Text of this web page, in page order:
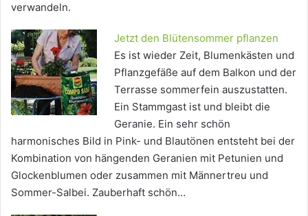
verwandeln.
Jetzt den Blütensommer pflanzen
Es ist wieder Zeit, Blumenkästen und
Pflanzgefäße auf dem Balkon und der
Terrasse sommerfein auszustatten.
Ein Stammgast ist und bleibt die
Geranie. Ein sehr schön
harmonisches Bild in Pink- und Blautönen entsteht bei der
Kombination von hängenden Geranien mit Petunien und
Glockenblumen oder zusammen mit Männertreu und
Sommer-Salbei. Zauberhaft schön…